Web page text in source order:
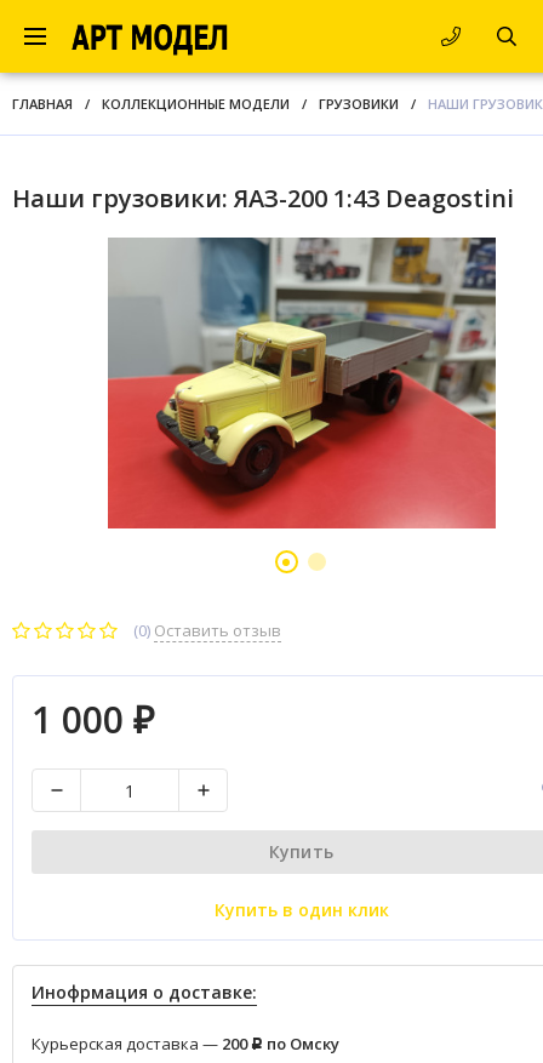
ГЛАВНАЯ / КОЛЛЕКЦИОННЫЕ МОДЕЛИ / ГРУЗОВИКИ / НАШИ
Наши грузовики: ЯАЗ-200 1:43 Deagostini
(0) Оставить отзыв
1 000 ₽
Купить
Купить в один клик
Инофрмация о доставке:
Курьерская доставка — 200 Р по Омску